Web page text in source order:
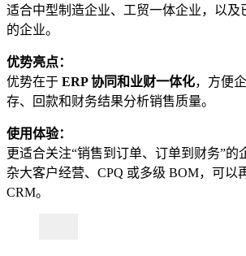
适合中型制造企业、工贸一体企业，以及
的企业。
优势亮点：
优势在于 ERP 协同和业财一体化，方便
存、回款和财务结果分析销售质量。
使用体验：
更适合关注“销售到订单、订单到财务”的
杂大客户经营、CPQ 或多级 BOM，可以
CRM。